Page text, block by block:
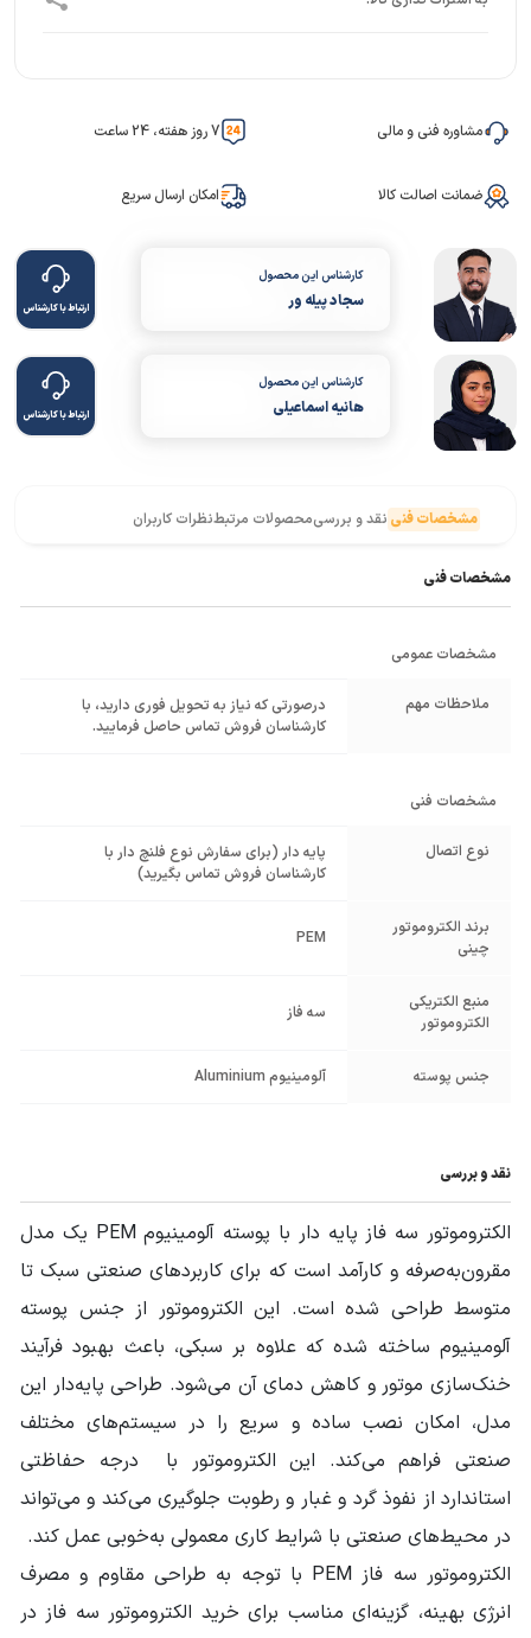
مشاوره فنی و مالی 7 روز هفته، 24 ساعت
ضمانت اصالت کالا امکان ارسال سریع
کارشناس این محصول
سجاد پیله ور ارتباط با کارشناس
کارشناس این محصول
هانیه اسماعیلی ارتباط با کارشناس
مشخصات فنی نقد و بررسیمحصولات مرتبطنظرات کاربران
مشخصات فنی
مشخصات عمومی
ملاحظات مهم
درصورتی که نیاز به تحویل فوری دارید، با
کارشناسان فروش تماس حاصل فرمایید.
مشخصات فنی
نوع اتصال
پایه دار (برای سفارش نوع فلنچ دار با
کارشناسان فروش تماس بگیرید)
برند الکتروموتور
چینی
PEM
منبع الکتریکی
الکتروموتور
سه فاز
جنس پوسته آلومینیوم Aluminium
نقد و بررسی
الکتروموتور سه فاز پایه دار با پوسته آلومینیوم PEM یک مدل
مقرون‌به‌صرفه و کارآمد است که برای کاربردهای صنعتی سبک تا
متوسط طراحی شده است. این الکتروموتور از جنس پوسته
آلومینیوم ساخته شده که علاوه بر سبکی، باعث بهبود فرآیند
خنک‌سازی موتور و کاهش دمای آن می‌شود. طراحی پایه‌دار این
مدل، امکان نصب ساده و سریع را در سیستم‌های مختلف
صنعتی فراهم می‌کند. این الکتروموتور با درجه حفاظتی
استاندارد از نفوذ گرد و غبار و رطوبت جلوگیری می‌کند و می‌تواند
در محیط‌های صنعتی با شرایط کاری معمولی به‌خوبی عمل کند.
الکتروموتور سه فاز PEM با توجه به طراحی مقاوم و مصرف
انرژی بهینه، گزینه‌ای مناسب برای خرید الکتروموتور سه فاز در